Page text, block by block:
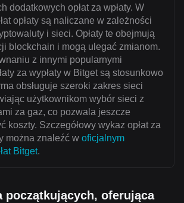
dodatkowych opłat za wpłaty. W
opłaty są naliczane w zależności
i sieci. Opłaty te obejmują
blockchain i mogą ulegać zmianom.
z innymi popularnymi
za wypłaty w Bitget są stosunkowo
obsługuje szeroki zakres sieci
użytkownikom wybór sieci z
za gaz, co pozwala jeszcze
koszty. Szczegółowy wykaz opłat za
można znaleźć w oficjalnym
Bitget.
początkujących, oferująca